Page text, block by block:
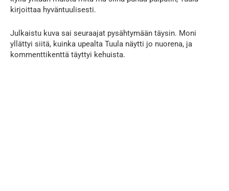
kirjoittaa hyväntuulisesti.
Julkaistu kuva sai seuraajat pysähtymään täysin. Moni
yllättyi siitä, kuinka upealta Tuula näytti jo nuorena, ja
kommenttikenttä täyttyi kehuista.